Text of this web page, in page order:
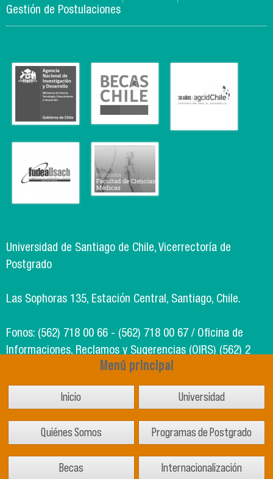
Menú principal
Inicio Universidad
Quiénes Somos Programas de Postgrado
Becas Internacionalización
Gestión de Postulaciones
Universidad de Santiago de Chile, Vicerrectoría de
Postgrado
Las Sophoras 135, Estación Central, Santiago, Chile.
Fonos: (562) 718 00 66 - (562) 718 00 67 / Oficina de
Informaciones, Reclamos y Sugerencias (OIRS) (562) 2
Soporte Informático Segic: (562) 718 02 25